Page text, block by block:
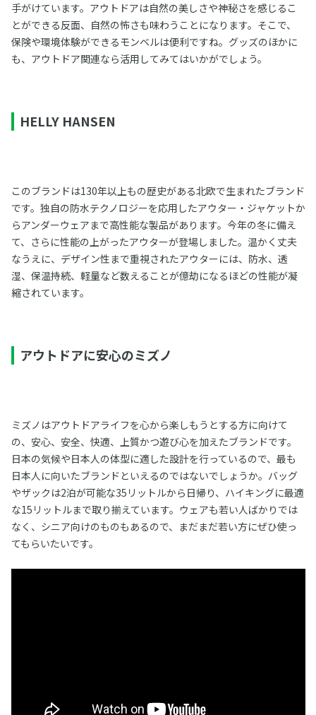
手がけています。アウトドアは自然の美しさや神秘さを感じるこ
とができる反面、自然の怖さも味わうことになります。そこで、
保険や環境体験ができるモンベルは便利ですね。グッズのほかに
も、アウトドア関連なら活用してみてはいかがでしょう。
HELLY HANSEN
このブランドは130年以上もの歴史がある北欧で生まれたブランド
です。独自の防水テクノロジーを応用したアウター・ジャケットか
らアンダーウェアまで高性能な製品があります。今年の冬に備え
て、さらに性能の上がったアウターが登場しました。温かく丈夫
なうえに、デザイン性まで重視されたアウターには、防水、透
湿、保温持続、軽量など数えることが億劫になるほどの性能が凝
縮されています。
アウトドアに安心のミズノ
ミズノはアウトドアライフを心から楽しもうとする方に向けて
の、安心、安全、快適、上質かつ遊び心を加えたブランドです。
日本の気候や日本人の体型に適した設計を行っているので、最も
日本人に向いたブランドといえるのではないでしょうか。バッグ
やザックは2泊が可能な35リットルから日帰り、ハイキングに最適
な15リットルまで取り揃えています。ウェアも若い人ばかりでは
なく、シニア向けのものもあるので、まだまだ若い方にぜひ使っ
てもらいたいです。